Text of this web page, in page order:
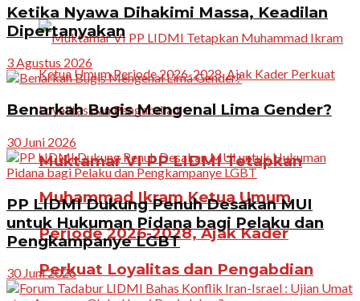
Muktamar VI PP LIDMI Tetapkan
Muhammad Ikram Ketua Umum
Periode 2026-2028, Ajak Kader
Perkuat Loyalitas dan Pengabdian
Ketika Nyawa Dihakimi Massa, Keadilan
Dipertanyakan
3 Agustus 2026
Benarkah Bugis Mengenal Lima Gender?
30 Juni 2026
PP LIDMI Dukung Penuh Desakan MUI
untuk Hukuman Pidana bagi Pelaku dan
Pengkampanye LGBT
30 Juni 2026